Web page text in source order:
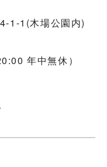
1-1(木場公園内)
年中無休）